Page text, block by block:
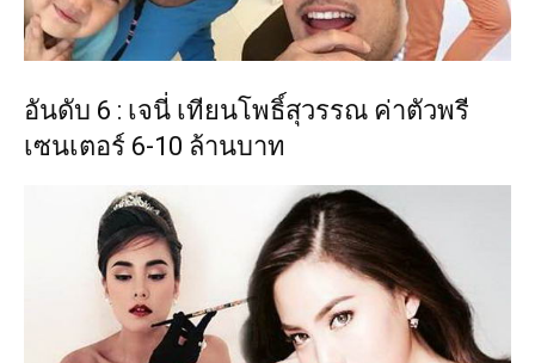
อันดับ 6 : เจนี่ เทียนโพธิ์สุวรรณ ค่าตัวพรี
เซนเตอร์ 6-10 ล้านบาท